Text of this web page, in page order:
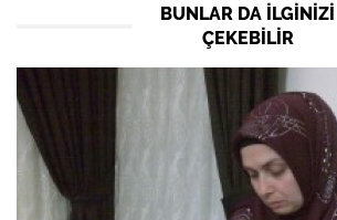
BUNLAR DA ILGINIZI
ÇEKEBILIR